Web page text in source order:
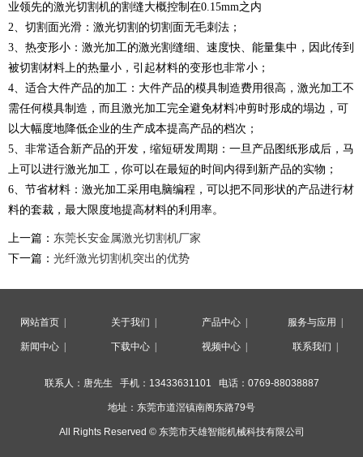
业领先的激光切割机的割缝大概控制在0.15mm之内
2、切割面光滑：激光切割的切割面无毛刺法；
3、热变形小：激光加工的激光割缝细、速度快、能量集中，因此传到
被切割材料上的热量小，引起材料的变形也非常小；
4、适合大件产品的加工：大件产品的模具制造费用很高，激光加工不
需任何模具制造，而且激光加工完全避免材料冲剪时形成的塌边，可
以大幅度地降低企业的生产成本提高产品的档次；
5、非常适合新产品的开发，缩短研发周期：一旦产品图纸形成后，马
上可以进行激光加工，你可以在最短的时间内得到新产品的实物；
6、节省材料：激光加工采用电脑编程，可以把不同形状的产品进行材
料的套裁，最大限度地提高材料的利用率。
上一篇： 东莞长安金属激光切割机厂家
下一篇： 光纤激光切割机突出的优势
网站首页 关于我们 产品中心 服务与应用
新闻中心 下载中心 视频中心 联系我们
联系人：唐先生 手机： 13433631101 电话： 0769-88038887
地址： 东莞市道滘镇南阁东路79号
All Rights Reserved © 东莞市天雄智能机械科技有限公司